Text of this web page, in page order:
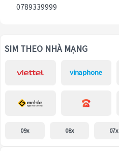
0789339999
SIM THEO NHÀ MẠNG
09x 08x 07x